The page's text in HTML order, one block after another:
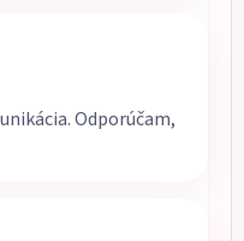
Odporúčam,